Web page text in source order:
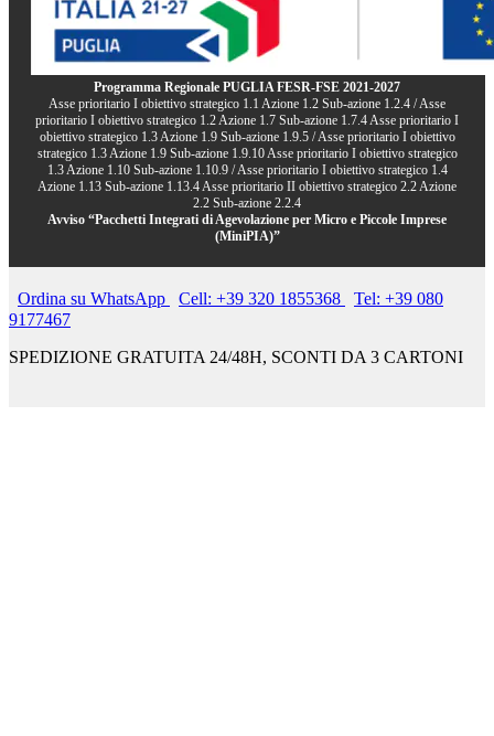
Programma Regionale PUGLIA FESR-FSE 2021-2027
Asse prioritario I obiettivo strategico 1.1 Azione 1.2 Sub-azione 1.2.4 / Asse
prioritario I obiettivo strategico 1.2 Azione 1.7 Sub-azione 1.7.4 Asse prioritario I
obiettivo strategico 1.3 Azione 1.9 Sub-azione 1.9.5 / Asse prioritario I obiettivo
strategico 1.3 Azione 1.9 Sub-azione 1.9.10 Asse prioritario I obiettivo strategico
1.3 Azione 1.10 Sub-azione 1.10.9 / Asse prioritario I obiettivo strategico 1.4
Azione 1.13 Sub-azione 1.13.4 Asse prioritario II obiettivo strategico 2.2 Azione
2.2 Sub-azione 2.2.4
Avviso “Pacchetti Integrati di Agevolazione per Micro e Piccole Imprese
(MiniPIA)”
Ordina su WhatsApp Cell: +39 320 1855368
Tel: +39 080
9177467
SPEDIZIONE GRATUITA 24/48H, SCONTI DA 3 CARTONI